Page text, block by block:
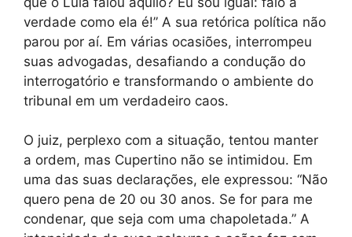
verdade como ela é!” A sua retórica política não
parou por aí. Em várias ocasiões, interrompeu
suas advogadas, desafiando a condução do
interrogatório e transformando o ambiente do
tribunal em um verdadeiro caos.
O juiz, perplexo com a situação, tentou manter
a ordem, mas Cupertino não se intimidou. Em
uma das suas declarações, ele expressou: “Não
quero pena de 20 ou 30 anos. Se for para me
condenar, que seja com uma chapoletada.” A